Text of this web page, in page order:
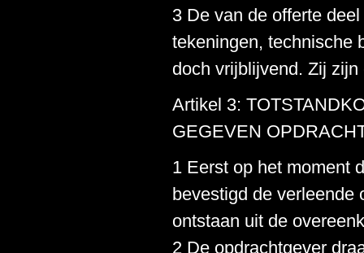
3 De van de offerte
tekeningen, technische
doch vrijblijvend. Zij
Artikel 3:
GEGEVEN
1 Eerst op het moment
bevestigd de verleende
ontstaan uit de
2 De opdrachtgever